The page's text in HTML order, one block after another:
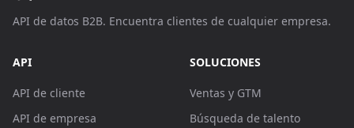
API de datos B2B. Encuentra clientes de cualquier empresa.
API
API de cliente
API de empresa
SOLUCIONES
Ventas y GTM
Búsqueda de talento